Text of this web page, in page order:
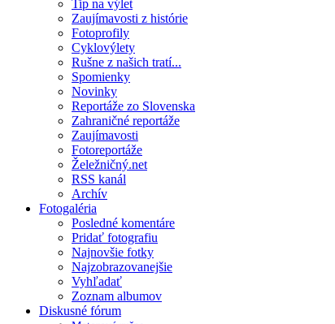
Tip na výlet
Zaujímavosti z histórie
Fotoprofily
Cyklovýlety
Rušne z našich tratí...
Spomienky
Novinky
Reportáže zo Slovenska
Zahraničné reportáže
Zaujímavosti
Fotoreportáže
Želežničný.net
RSS kanál
Archív
Fotogaléria
Posledné komentáre
Pridať fotografiu
Najnovšie fotky
Najzobrazovanejšie
Vyhľadať
Zoznam albumov
Diskusné fórum